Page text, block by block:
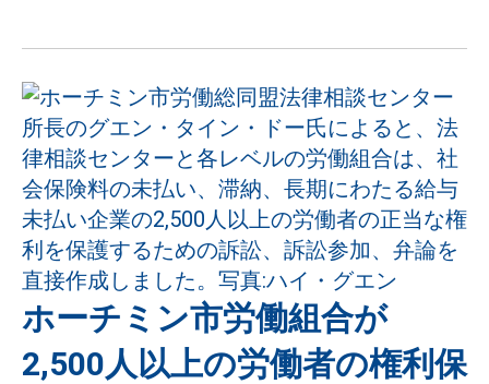
ホーチミン市労働組合が
2,500人以上の労働者の権利保